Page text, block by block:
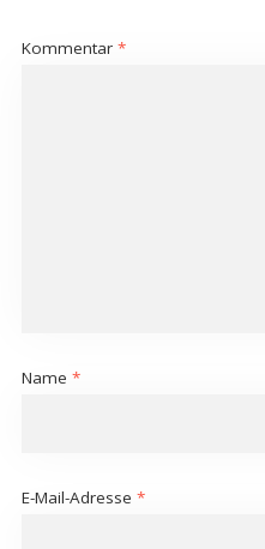
Kommentar *
Name *
E-Mail-Adresse *